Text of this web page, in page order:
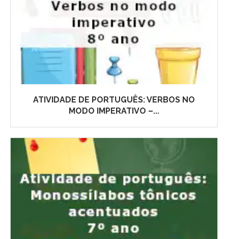
ATIVIDADE DE PORTUGUÊS: VERBOS NO
MODO IMPERATIVO –...